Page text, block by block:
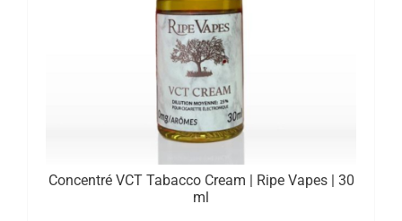
Concentré VCT Tabacco Cream | Ripe Vapes | 30
ml